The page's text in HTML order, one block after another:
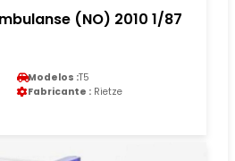
(NO) 2010 1/87
Modelos :T5
Fabricante : Rietze